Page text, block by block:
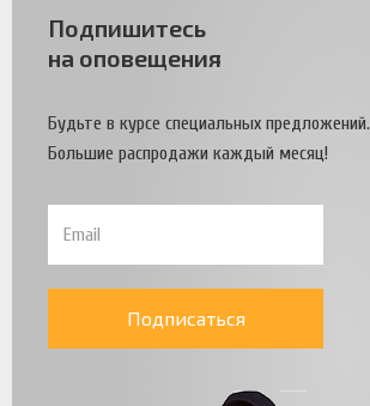
Подпишитесь
на оповещения
Будьте в курсе специальных предложений.
Большие распродажи каждый месяц!
Подписаться